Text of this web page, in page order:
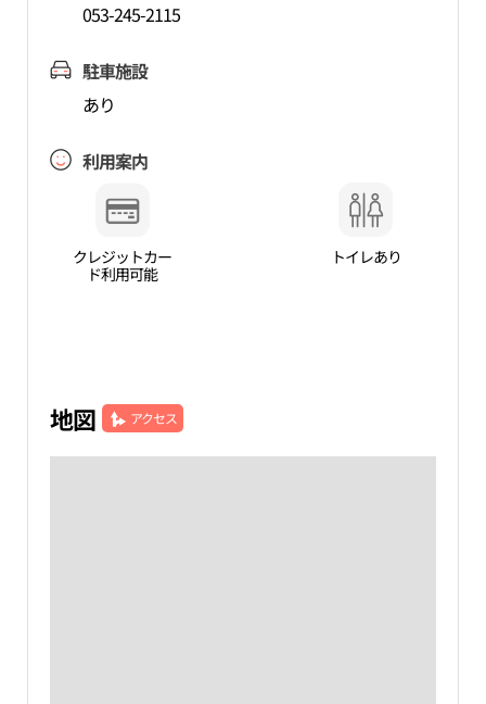
053-245-2115
駐車施設
あり
利用案内
クレジットカー
ド利用可能
トイレあり
地図 アクセス